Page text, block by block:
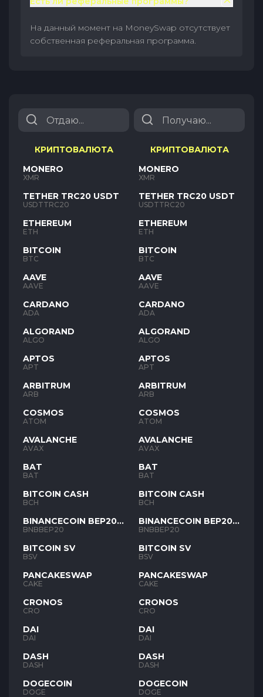
На данный момент на MoneySwap отсутствует
собственная реферальная программа.
КРИПТОВАЛЮТА
MONERO
XMR
TETHER TRC20 USDT
USDTTRC20
ETHEREUM
ETH
BITCOIN
BTC
AAVE
AAVE
CARDANO
ADA
ALGORAND
ALGO
APTOS
APT
ARBITRUM
ARB
COSMOS
ATOM
AVALANCHE
AVAX
BAT
BAT
BITCOIN CASH
BCH
BINANCECOIN BEP20
BNB
BNBBEP20
BITCOIN SV
BSV
PANCAKESWAP
CAKE
CRONOS
CRO
DAI
DAI
DASH
DASH
DOGECOIN
DOGE
КРИПТОВАЛЮТА
MONERO
XMR
TETHER TRC20 USDT
USDTTRC20
ETHEREUM
ETH
BITCOIN
BTC
AAVE
AAVE
CARDANO
ADA
ALGORAND
ALGO
APTOS
APT
ARBITRUM
ARB
COSMOS
ATOM
AVALANCHE
AVAX
BAT
BAT
BITCOIN CASH
BCH
BINANCECOIN BEP20
BNB
BNBBEP20
BITCOIN SV
BSV
PANCAKESWAP
CAKE
CRONOS
CRO
DAI
DAI
DASH
DASH
DOGECOIN
DOGE